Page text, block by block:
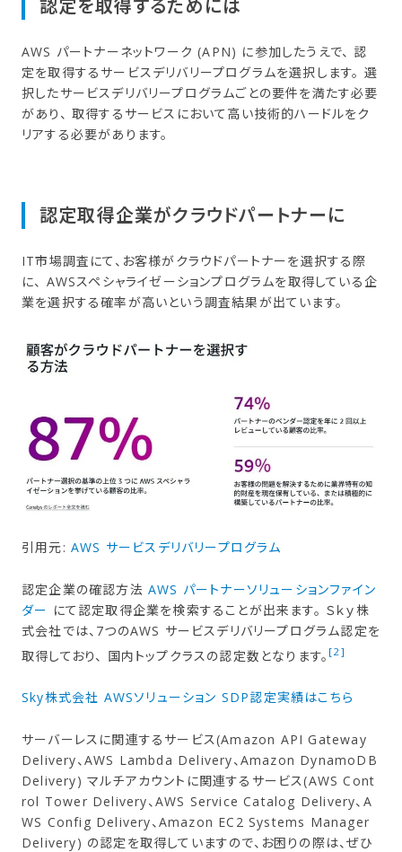
認定を​取得する​ためには
AWS パートナーネットワーク (APN) に参加したうえで、 認
定を取得するサービスデリバリープログラムを選択します。 選
択したサービスデリバリープログラムごとの要件を満たす必要
があり、 取得するサービスにおいて高い技術的ハードルをク
リアする必要があります。
認定取得企業が​クラウドパートナーに
IT市場調査にて、お客様がクラウドパートナーを選択する際
に、 AWSスペシャライゼーションプログラムを取得している企
業を選択する確率が高いという調査結果が出ています。
引用元: AWS サービスデリバリープログラム
認定企業の確認方法 AWS パートナーソリューションファイン
ダー にて認定取得企業を検索することが出来ます。 Ｓｋｙ株
式会社では、7つのAWS サービスデリバリープログラム認定を
取得しており、 国内トップクラスの認定数となります。 [2]
Sky株式会社 AWSソリューション SDP認定実績はこちら
サーバーレスに関連するサービス(Amazon API Gateway
Delivery、AWS Lambda Delivery、Amazon DynamoDB
Delivery) マルチアカウントに関連するサービス(AWS Cont
rol Tower Delivery、AWS Service Catalog Delivery、A
WS Config Delivery、Amazon EC2 Systems Manager
Delivery) の認定を取得していますので、お困りの際は、ぜひ